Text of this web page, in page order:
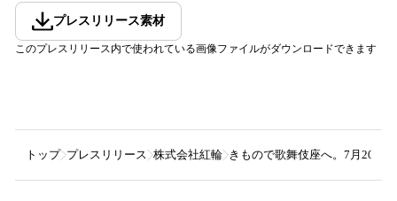
プレスリリース素材
このプレスリリース内で使われている画像ファイルがダウンロードできます
トップ プレスリリース 株式会社紅輪 きもので歌舞伎座へ。7月20日